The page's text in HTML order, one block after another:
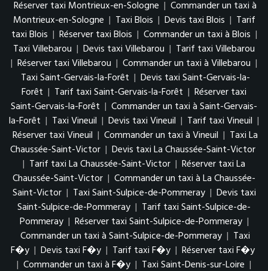
Réserver taxi Montrieux-en-Sologne | Commander un taxi à
Montrieux-en-Sologne | Taxi Blois | Devis taxi Blois | Tarif
taxi Blois | Réserver taxi Blois | Commander un taxi à Blois |
Taxi Villebarou | Devis taxi Villebarou | Tarif taxi Villebarou
| Réserver taxi Villebarou | Commander un taxi à Villebarou |
Taxi Saint-Gervais-la-Forêt | Devis taxi Saint-Gervais-la-
Forêt | Tarif taxi Saint-Gervais-la-Forêt | Réserver taxi
Saint-Gervais-la-Forêt | Commander un taxi à Saint-Gervais-
la-Forêt | Taxi Vineuil | Devis taxi Vineuil | Tarif taxi Vineuil |
Réserver taxi Vineuil | Commander un taxi à Vineuil | Taxi La
Chaussée-Saint-Victor | Devis taxi La Chaussée-Saint-Victor
| Tarif taxi La Chaussée-Saint-Victor | Réserver taxi La
Chaussée-Saint-Victor | Commander un taxi à La Chaussée-
Saint-Victor | Taxi Saint-Sulpice-de-Pommeray | Devis taxi
Saint-Sulpice-de-Pommeray | Tarif taxi Saint-Sulpice-de-
Pommeray | Réserver taxi Saint-Sulpice-de-Pommeray |
Commander un taxi à Saint-Sulpice-de-Pommeray | Taxi
F�y | Devis taxi F�y | Tarif taxi F�y | Réserver taxi F�y
| Commander un taxi à F�y | Taxi Saint-Denis-sur-Loire |